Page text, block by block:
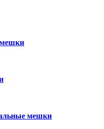
мешки
мешки